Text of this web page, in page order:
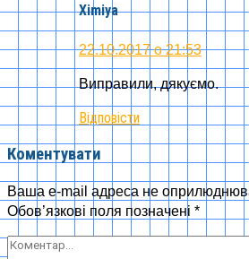
Ximiya
22.10.2017 о 21:53
Виправили, дякуємо.
Відповісти
Коментувати
Ваша e-mail адреса не
Обов’язкові поля позначені *